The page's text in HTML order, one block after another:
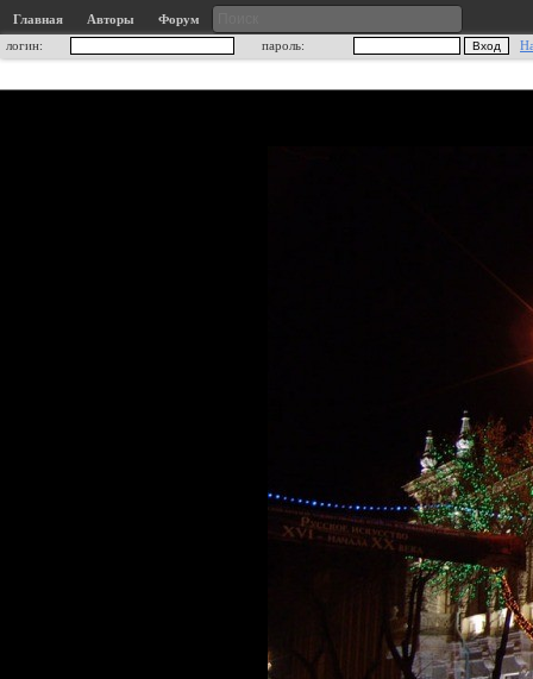
Главная Авторы
Форум
логин:
пароль: